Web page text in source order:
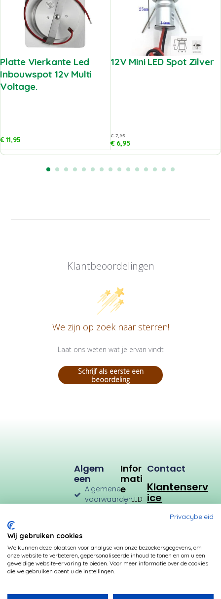
Platte Vierkante Led
Inbouwspot 12v Multi
Voltage.
€11,95
12V Mini LED Spot Zilver
€7,95
€6,95
Klantbeoordelingen
We zijn op zoek naar sterren!
Laat ons weten wat je ervan vindt
Schrijf als eerste een
beoordeling
Infor
Mati
E
LED
Verbruik
Kleurtemperatuur
Algem
Een
Algemene
voorwaarden
Privacybeleid
Betalingsmogelijkheden
Contact
Klantenserv
ice
Privacybeleid
Wij gebruiken cookies
We kunnen deze plaatsen voor analyse van onze bezoekersgegevens, om
onze website te verbeteren, gepersonaliseerde inhoud te tonen en om u een
geweldige website-ervaring te bieden. Voor meer informatie over de cookies
die we gebruiken opent u de instellingen.